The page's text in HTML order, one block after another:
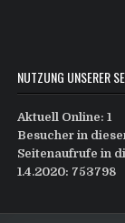
NUTZUNG UNSERER
Aktuell Online: 1
Besucher in
Seitenaufrufe in
1.4.2020: 753798